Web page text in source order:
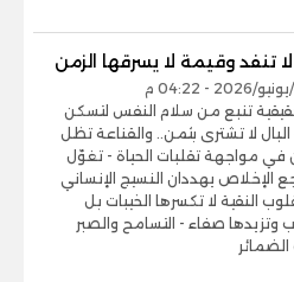
لا تنفد وقيمة لا يسرقها الزمن
تنبع من سلام النفس لتسكن
لا تشترى بثمن.. والقناعة تظل
في مواجهة تقلبات الحياة - تغوّل
الإخلاص يهددان النسيج الإنساني
النقية لا تكسرها الخيبات بل
وتزيدها صفاء - التسامح والصبر